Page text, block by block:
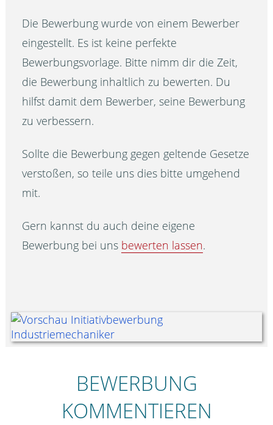
Die Bewerbung wurde von einem Bewerber
eingestellt. Es ist keine perfekte
Bewerbungsvorlage. Bitte nimm dir die Zeit,
die Bewerbung inhaltlich zu bewerten. Du
hilfst damit dem Bewerber, seine Bewerbung
zu verbessern.
Sollte die Bewerbung gegen geltende Gesetze
verstoßen, so teile uns dies bitte umgehend
mit.
Gern kannst du auch deine eigene
Bewerbung bei uns bewerten lassen.
BEWERBUNG
KOMMENTIEREN